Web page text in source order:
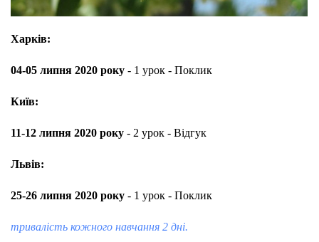
Харків:
04-05 липня 2020 року - 1 урок - Поклик
Київ:
11-12 липня 2020 року - 2 урок - Відгук
Львів:
25-26 липня 2020 року - 1 урок - Поклик
тривалість кожного навчання 2 дні.